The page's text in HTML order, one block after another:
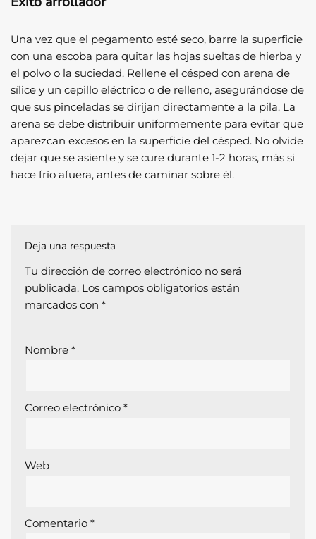
Una vez que el pegamento esté seco, barre la superficie
con una escoba para quitar las hojas sueltas de hierba y
el polvo o la suciedad. Rellene el césped con arena de
sílice y un cepillo eléctrico o de relleno, asegurándose de
que sus pinceladas se dirijan directamente a la pila. La
arena se debe distribuir uniformemente para evitar que
aparezcan excesos en la superficie del césped. No olvide
dejar que se asiente y se cure durante 1-2 horas, más si
hace frío afuera, antes de caminar sobre él.
Deja una respuesta
Tu dirección de correo electrónico no será
publicada. Los campos obligatorios están
marcados con *
Nombre *
Correo electrónico *
Web
Comentario *